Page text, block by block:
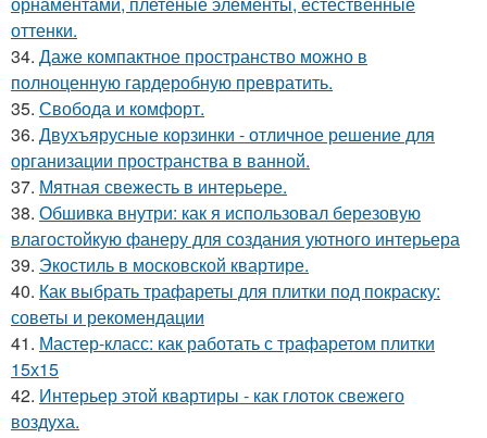
оттенки.
34. Даже компактное пространство можно в
полноценную гардеробную превратить.
35. Свобода и комфорт.
36. Двухъярусные корзинки - отличное решение для
организации пространства в ванной.
37. Мятная свежесть в интерьере.
38. Обшивка внутри: как я использовал березовую
влагостойкую фанеру для создания уютного интерьера
39. Экостиль в московской квартире.
40. Как выбрать трафареты для плитки под покраску:
советы и рекомендации
41. Мастер-класс: как работать с трафаретом плитки
15х15
42. Интерьер этой квартиры - как глоток свежего
воздуха.